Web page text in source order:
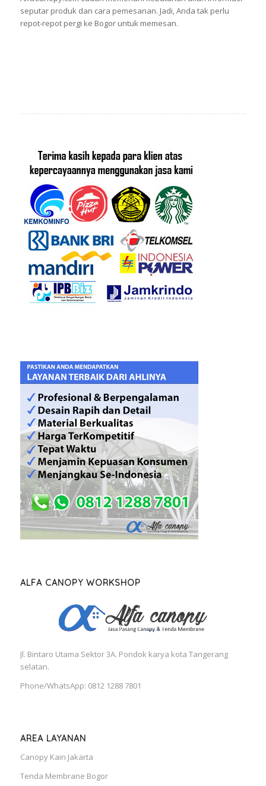
seputar produk dan cara pemesanan. Jadi, Anda tak perlu
repot-repot pergi ke Bogor untuk memesan.
ALFA CANOPY WORKSHOP
Jl. Bintaro Utama Sektor 3A. Pondok karya kota Tangerang
selatan.
Phone/WhatsApp: 0812 1288 7801
AREA LAYANAN
Canopy Kain Jakarta
Tenda Membrane Bogor